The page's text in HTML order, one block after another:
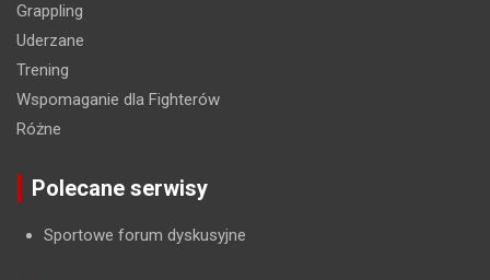
Grappling
Uderzane
Trening
Wspomaganie dla Fighterów
Różne
Polecane serwisy
Sportowe forum dyskusyjne